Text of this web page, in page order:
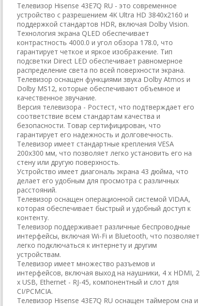
Телевизор Hisense 43E7Q RU - это современное
устройство с разрешением 4K Ultra HD 3840x2160 и
поддержкой стандартов HDR, включая Dolby Vision.
Технология экрана QLED обеспечивает
контрастность 4000.0 и угол обзора 178.0, что
гарантирует четкое и яркое изображение. Тип
подсветки Direct LED обеспечивает равномерное
распределение света по всей поверхности экрана.
Телевизор оснащен функциями звука Dolby Atmos и
Dolby MS12, которые обеспечивают объемное и
качественное звучание.
Версия телевизора - Ростест, что подтверждает его
соответствие всем стандартам качества и
безопасности. Товар сертифицирован, что
гарантирует его надежность и долговечность.
Телевизор имеет стандартные крепления VESA
200x300 мм, что позволяет легко установить его на
стену или другую поверхность.
Устройство имеет диагональ экрана 43 дюйма, что
делает его удобным для просмотра с различных
расстояний.
Телевизор оснащен операционной системой VIDAA,
которая обеспечивает быстрый и удобный доступ к
контенту.
Телевизор поддерживает различные беспроводные
интерфейсы, включая Wi-Fi и Bluetooth, что позволяет
легко подключаться к интернету и другим
устройствам.
Телевизор имеет множество разъемов и
интерфейсов, включая выход на наушники, 4 x HDMI, 2
x USB, Ethernet - RJ-45, компонентный и слот для
CI/PCMCIA.
Телевизор Hisense 43E7Q RU оснащен таймером сна и